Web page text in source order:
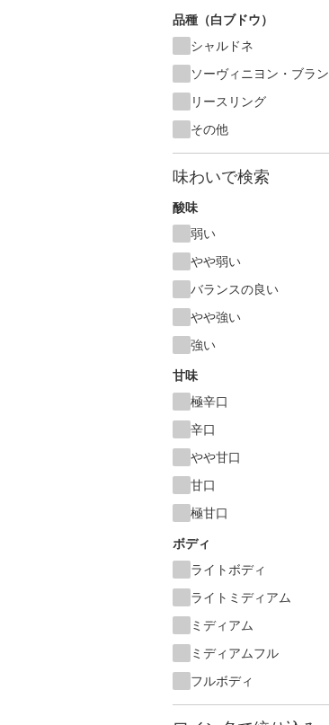
品種（白ブドウ）
シャルドネ
ソーヴィニヨン・ブラン
リースリング
その他
味わいで検索
酸味
弱い
やや弱い
バランスの良い
やや強い
強い
甘味
極辛口
辛口
やや甘口
甘口
極甘口
ボディ
ライトボディ
ライトミディアム
ミディアム
ミディアムフル
フルボディ